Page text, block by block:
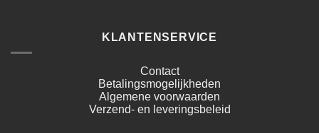
KLANTENSERVICE
Contact
Betalingsmogelijkheden
Algemene voorwaarden
Verzend- en leveringsbeleid